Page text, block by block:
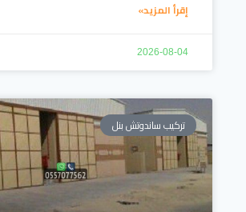
إقرأ المزيد»
2026-08-04
تركيب ساندوتش بنل